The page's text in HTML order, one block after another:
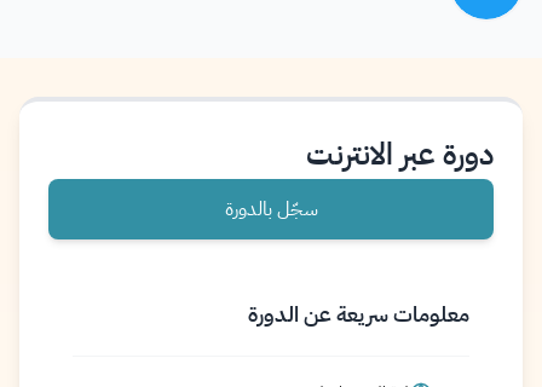
دورة عبر الانترنت
سجّل بالدورة
معلومات سريعة عن الدورة